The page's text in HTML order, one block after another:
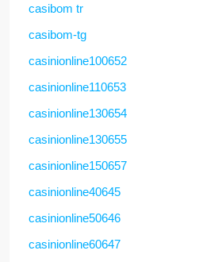
casibom tr
casibom-tg
casinionline100652
casinionline110653
casinionline130654
casinionline130655
casinionline150657
casinionline40645
casinionline50646
casinionline60647